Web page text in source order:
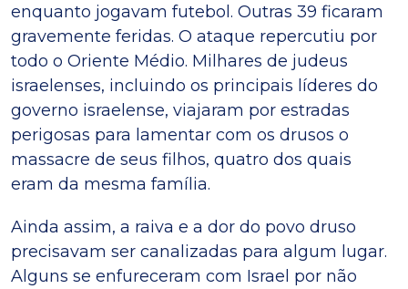
enquanto jogavam futebol. Outras 39 ficaram
gravemente feridas. O ataque repercutiu por
todo o Oriente Médio. Milhares de judeus
israelenses, incluindo os principais líderes do
governo israelense, viajaram por estradas
perigosas para lamentar com os drusos o
massacre de seus filhos, quatro dos quais
eram da mesma família.
Ainda assim, a raiva e a dor do povo druso
precisavam ser canalizadas para algum lugar.
Alguns se enfureceram com Israel por não